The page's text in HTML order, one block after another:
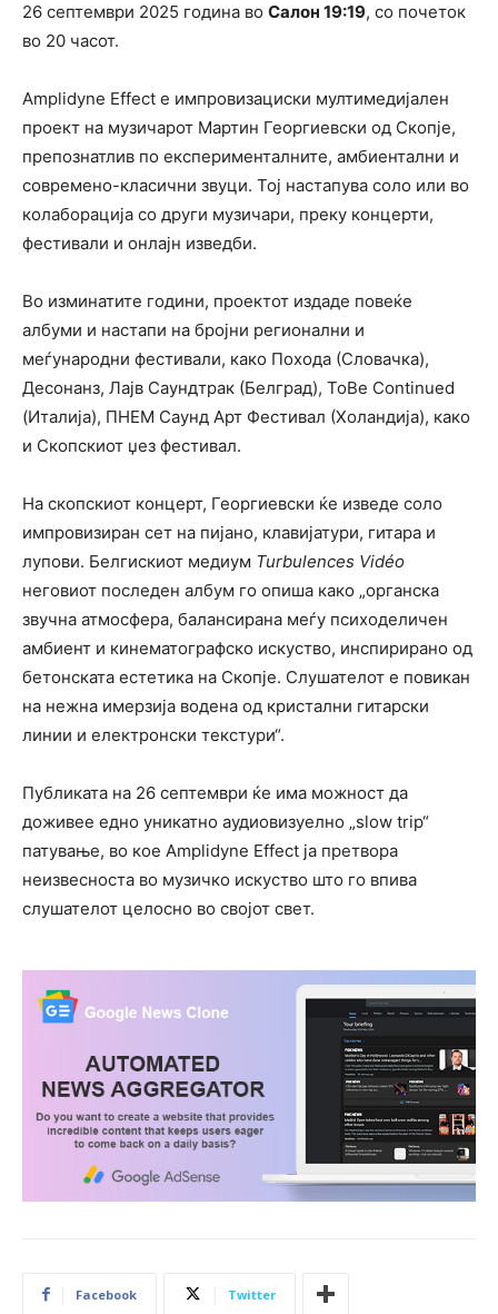
26 септември 2025 година во Салон 19:19, со почеток
во 20 часот.
Amplidyne Effect е импровизациски мултимедијален
проект на музичарот Мартин Георгиевски од Скопје,
препознатлив по експерименталните, амбиентални и
современо-класични звуци. Тој настапува соло или во
колаборација со други музичари, преку концерти,
фестивали и онлајн изведби.
Во изминатите години, проектот издаде повеќе
албуми и настапи на бројни регионални и
меѓународни фестивали, како Похода (Словачка),
Десонанз, Лајв Саундтрак (Белград), ToBe Continued
(Италија), ПНЕМ Саунд Арт Фестивал (Холандија), како
и Скопскиот џез фестивал.
На скопскиот концерт, Георгиевски ќе изведе соло
импровизиран сет на пијано, клавијатури, гитара и
лупови. Белгискиот медиум Turbulences Vidéo
неговиот последен албум го опиша како „органска
звучна атмосфера, балансирана меѓу психоделичен
амбиент и кинематографско искуство, инспирирано од
бетонската естетика на Скопје. Слушателот е повикан
на нежна имерзија водена од кристални гитарски
линии и електронски текстури“.
Публиката на 26 септември ќе има можност да
доживее едно уникатно аудиовизуелно „slow trip“
патување, во кое Amplidyne Effect ја претвора
неизвесноста во музичко искуство што го впива
слушателот целосно во својот свет.
Facebook Twitter